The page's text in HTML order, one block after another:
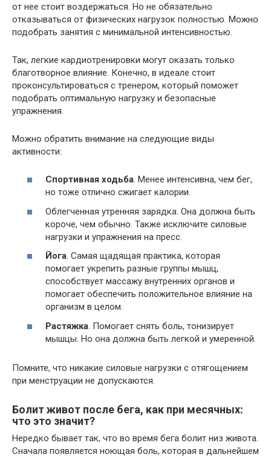
от нее стоит воздержаться. Но не обязательно
отказываться от физических нагрузок полностью. Можно
подобрать занятия с минимальной интенсивностью.
Так, легкие кардиотренировки могут оказать только
благотворное влияние. Конечно, в идеале стоит
проконсультироваться с тренером, который поможет
подобрать оптимальную нагрузку и безопасные
упражнения.
Можно обратить внимание на следующие виды
активности:
Спортивная ходьба. Менее интенсивна, чем бег,
но тоже отлично сжигает калории.
Облегченная утренняя зарядка. Она должна быть
короче, чем обычно. Также исключите силовые
нагрузки и упражнения на пресс.
Йога. Самая щадящая практика, которая
помогает укрепить разные группы мышц,
способствует массажу внутренних органов и
помогает обеспечить положительное влияние на
организм в целом.
Растяжка. Помогает снять боль, тонизирует
мышцы. Но она должна быть легкой и умеренной.
Помните, что никакие силовые нагрузки с отягощением
при менструации не допускаются.
Болит живот после бега, как при месячных:
что это значит?
Нередко бывает так, что во время бега болит низ живота.
Сначала появляется ноющая боль, которая в дальнейшем